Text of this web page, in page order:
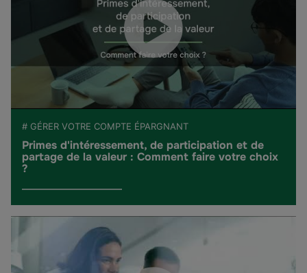
# GÉRER VOTRE COMPTE ÉPARGNANT
Primes d'intéressement, de participation et de
partage de la valeur : Comment faire votre choix
?